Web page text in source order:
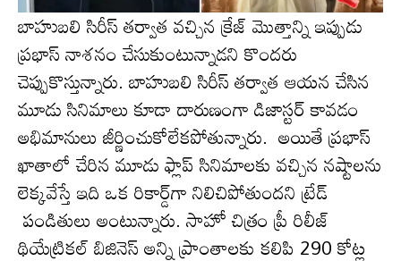
బాహుబలి సిరీస్ తర్వాత వచ్చిన క్రేజ్ మొత్తాన్ని ఇప్పుడు
ప్ర‌భాస్ నాశ‌నం చేసుకుంటున్నాడ‌ని కొంద‌రు
చెప్పుకొస్తున్నారు. బాహుబ‌లి సిరీస్ త‌ర్వాత ఆయ‌న చేసిన
మూడు సినిమాలు కూడా దారుణంగా డిజాస్ట‌ర్ కావ‌డం
అభిమానులు జీర్ణించుకోలేక‌పోతున్నారు. అయితే ప్ర‌భాస్
ఖాతాలో చేరిన మూడు ఫ్లాప్ సినిమాలకు వచ్చిన నష్టాలను
లెక్కవేస్తే ఇది ఒక రికార్డ్‌గా నిలిచిపోతుంద‌ని ట్రేడ్
పండితులు అంటున్నారు. సాహో చిత్రం ప్రీ రిలీజ్
థియేట్రికల్ బిజినెస్ అన్ని ప్రాంతాలకు కలిపి 290 కోట్ల